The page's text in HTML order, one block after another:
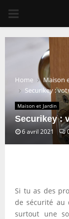
PRIMARY
MENU
Home
Maison
Securikey :
Maison et Jardin
Securikey :
6 avril 2021
Si tu as des
de sécurité au
surtout une